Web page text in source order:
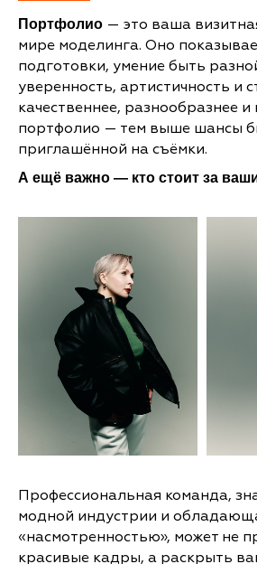
Портфолио — это ваша
мире моделинга. Оно
подготовки, умение быть
уверенность, артистичность и
качественнее, разнообразнее
портфолио — тем выше шансы
приглашённой на съёмки.
А ещё важно — кто стоит за
Профессиональная команда,
модной индустрии и
«насмотренностью», может не
красивые кадры, а раскрыть